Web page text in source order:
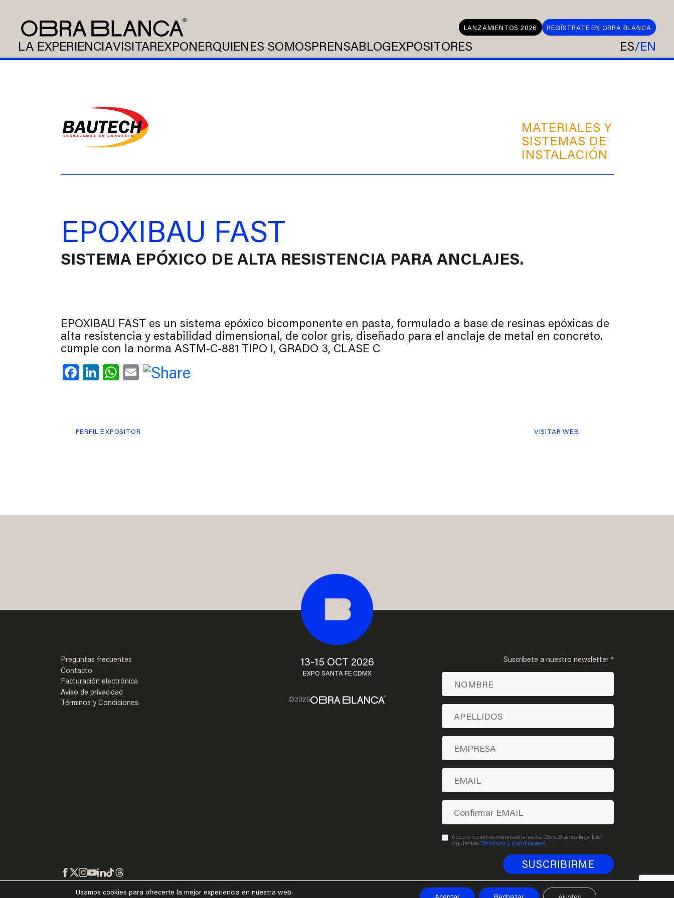
LANZAMIENTOS 2026 REGÍSTRATE EN OBRA BLANCA
LA EXPERIENCIAVISITAREXPONERQUIENES SOMOSPRENSABLOGEXPOSITORES ES EN
MATERIALES Y
SISTEMAS DE
INSTALACIÓN
EPOXIBAU FAST
SISTEMA EPÓXICO DE ALTA RESISTENCIA PARA ANCLAJES.
EPOXIBAU FAST es un sistema epóxico bicomponente en pasta, formulado a base de resinas epóxicas de
alta resistencia y estabilidad dimensional, de color gris, diseñado para el anclaje de metal en concreto.
cumple con la norma ASTM-C-881 TIPO I, GRADO 3, CLASE C
Facebook
LinkedIn
WhatsApp
Email
PERFIL EXPOSITOR VISITAR WEB
Preguntas frecuentes
Contacto
Facturación electrónica
Aviso de privacidad
Términos y Condiciones
13-15 OCT 2026
EXPO SANTA FE CDMX
©2026
Suscríbete a nuestro newsletter *
Acepto recibir comunicaciones de Obra Blanca bajo los
siguientesTérminos y Condiciones
Usamos cookies para ofrecerte la mejor experiencia en nuestra web.